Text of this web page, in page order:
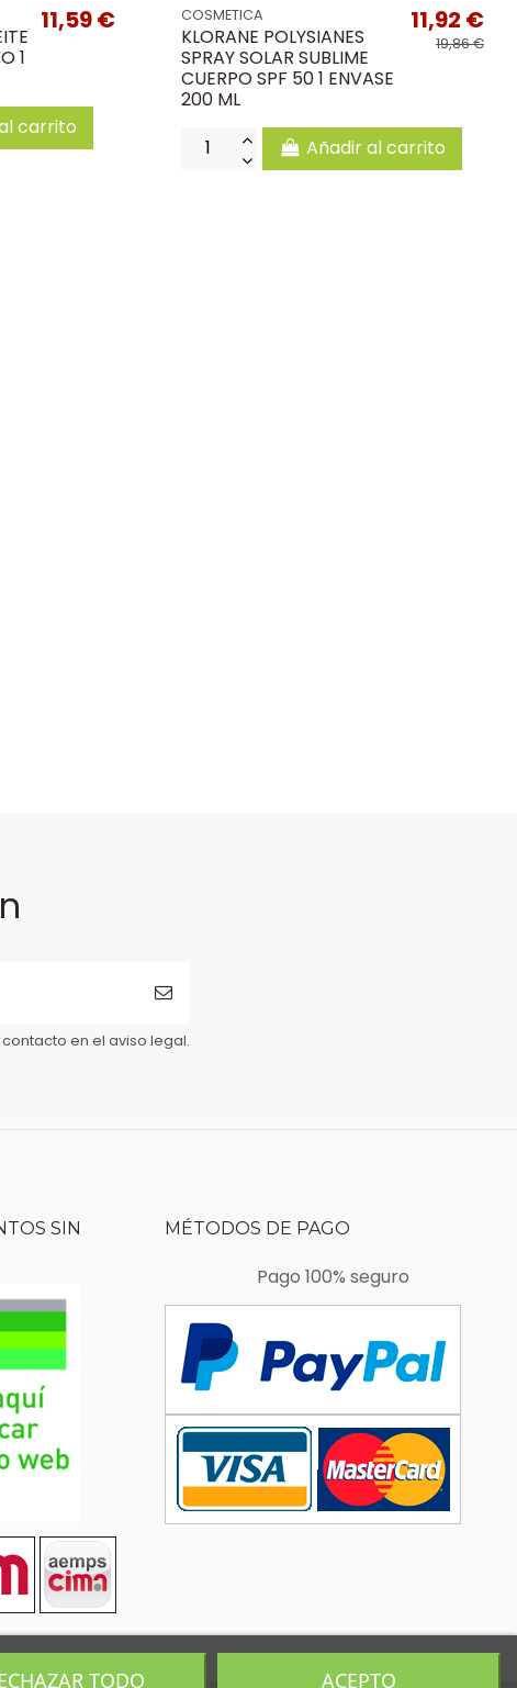
1
11,59 €
carrito
COSMETICA
KLORANE POLYSIANES
SPRAY SOLAR SUBLIME
CUERPO SPF 50 1 ENVASE
200 ML
11,92 €
19,86 €
Añadir al carrito
en el aviso legal.
SIN
MÉTODOS DE PAGO
Pago 100% seguro
TODO ACEPTO